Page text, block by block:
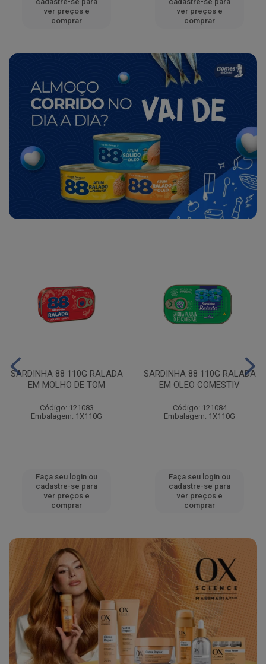
ver preços e
comprar
ver preços e
comprar
SARDINHA 88 110G RALADA
EM MOLHO DE TOM
Código: 121083
Embalagem: 1X110G
Faça seu login ou
cadastre-se para
ver preços e
comprar
SARDINHA 88 110G RALADA
EM OLEO COMESTIV
Código: 121084
Embalagem: 1X110G
Faça seu login ou
cadastre-se para
ver preços e
comprar